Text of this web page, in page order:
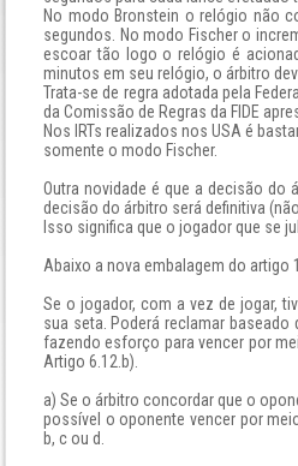
No modo Bronstein o relógio não
segundos. No modo Fischer o
escoar tão logo o relógio é
minutos em seu relógio, o árbitro
Trata-se de regra adotada pela
da Comissão de Regras da FIDE
Nos IRTs realizados nos USA é
somente o modo Fischer.
Outra novidade é que a decisão do
decisão do árbitro será definitiva
Isso significa que o jogador que se
Abaixo a nova embalagem do artigo
Se o jogador, com a vez de jogar,
sua seta. Poderá reclamar
fazendo esforço para vencer por
Artigo 6.12.b).
a) Se o árbitro concordar que o
possível o oponente vencer por
b, c ou d.